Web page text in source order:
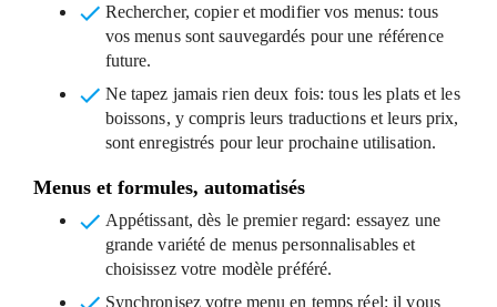
Rechercher, copier et modifier vos menus: tous
vos menus sont sauvegardés pour une référence
future.
Ne tapez jamais rien deux fois: tous les plats et les
boissons, y compris leurs traductions et leurs prix,
sont enregistrés pour leur prochaine utilisation.
Menus et formules, automatisés
Appétissant, dès le premier regard: essayez une
grande variété de menus personnalisables et
choisissez votre modèle préféré.
Synchronisez votre menu en temps réel: il vous